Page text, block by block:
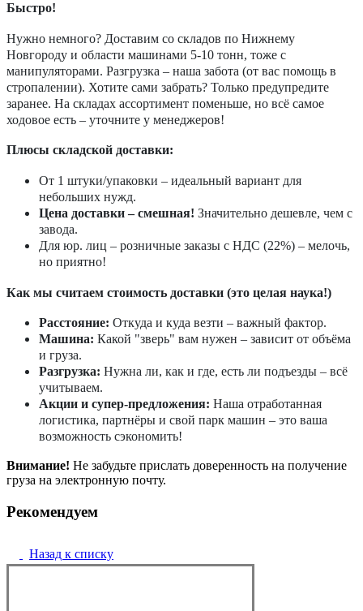
Быстро!
Нужно немного? Доставим со складов по Нижнему
Новгороду и области машинами 5-10 тонн, тоже с
манипуляторами. Разгрузка – наша забота (от вас помощь в
стропалении). Хотите сами забрать? Только предупредите
заранее. На складах ассортимент поменьше, но всё самое
ходовое есть – уточните у менеджеров!
Плюсы складской доставки:
От 1 штуки/упаковки – идеальный вариант для
небольших нужд.
Цена доставки – смешная! Значительно дешевле, чем с
завода.
Для юр. лиц – розничные заказы с НДС (22%) – мелочь,
но приятно!
Как мы считаем стоимость доставки (это целая наука!)
Расстояние: Откуда и куда везти – важный фактор.
Машина: Какой "зверь" вам нужен – зависит от объёма
и груза.
Разгрузка: Нужна ли, как и где, есть ли подъезды – всё
учитываем.
Акции и супер-предложения: Наша отработанная
логистика, партнёры и свой парк машин – это ваша
возможность сэкономить!
Внимание! Не забудьте прислать доверенность на получение
груза на электронную почту.
Рекомендуем
Назад к списку